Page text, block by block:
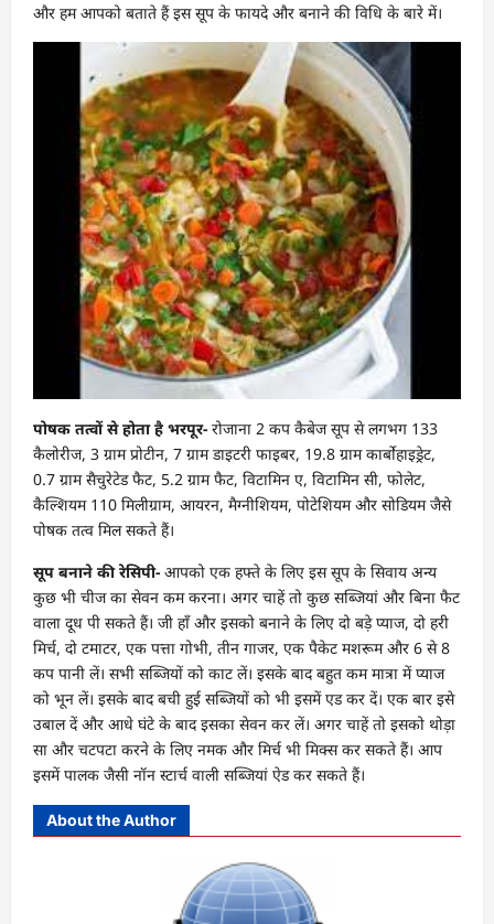
और हम आपको बताते हैं इस सूप के फायदे और बनाने की विधि के बारे में।
पोषक तत्वों से होता है भरपूर- रोजाना 2 कप कैबेज सूप से लगभग 133
कैलोरीज, 3 ग्राम प्रोटीन, 7 ग्राम डाइटरी फाइबर, 19.8 ग्राम कार्बोहाइड्रेट,
0.7 ग्राम सैचुरेटेड फैट, 5.2 ग्राम फैट, विटामिन ए, विटामिन सी, फोलेट,
कैल्शियम 110 मिलीग्राम, आयरन, मैग्नीशियम, पोटेशियम और सोडियम जैसे
पोषक तत्व मिल सकते हैं।
सूप बनाने की रेसिपी- आपको एक हफ्ते के लिए इस सूप के सिवाय अन्य
कुछ भी चीज का सेवन कम करना। अगर चाहें तो कुछ सब्जियां और बिना फैट
वाला दूध पी सकते हैं। जी हाँ और इसको बनाने के लिए दो बड़े प्याज, दो हरी
मिर्च, दो टमाटर, एक पत्ता गोभी, तीन गाजर, एक पैकेट मशरूम और 6 से 8
कप पानी लें। सभी सब्जियों को काट लें। इसके बाद बहुत कम मात्रा में प्याज
को भून लें। इसके बाद बची हुई सब्जियों को भी इसमें एड कर दें। एक बार इसे
उबाल दें और आधे घंटे के बाद इसका सेवन कर लें। अगर चाहें तो इसको थोड़ा
सा और चटपटा करने के लिए नमक और मिर्च भी मिक्स कर सकते हैं। आप
इसमें पालक जैसी नॉन स्टार्च वाली सब्जियां ऐड कर सकते हैं।
About the Author